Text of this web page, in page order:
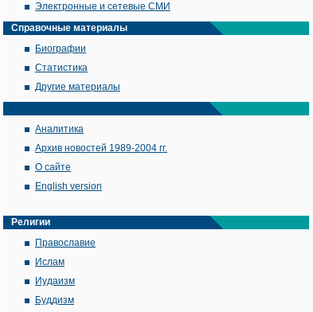
Электронные и сетевые СМИ
Справочные материалы
Биографии
Статистика
Другие материалы
Аналитика
Архив новостей 1989-2004 гг.
О сайте
English version
Религии
Православие
Ислам
Иудаизм
Буддизм